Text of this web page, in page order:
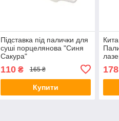
Підставка під палички для
суші порцелянова "Синя
Сакура"
110₴ 165 ₴
Купити
178